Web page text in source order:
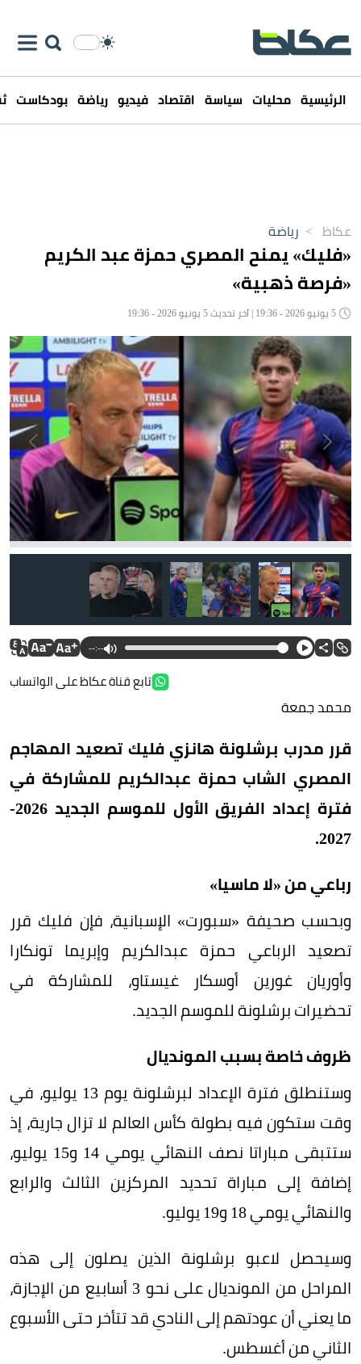
الرئيسية محليات سياسة اقتصاد فيديو رياضة بودكاست
عكاظ > رياضة
«فليك» يمنح المصري حمزة عبد الكريم
«فرصة ذهبية»
--:--
تابع قناة عكاظ على الواتساب
محمد جمعة
قرر مدرب برشلونة هانزي فليك تصعيد المهاجم
المصري الشاب حمزة عبدالكريم للمشاركة في
فترة إعداد الفريق الأول للموسم الجديد 2026-
2027.
رباعي من «لا ماسيا»
وبحسب صحيفة «سبورت» الإسبانية، فإن فليك قرر
تصعيد الرباعي حمزة عبدالكريم وإبريما تونكارا
وأوريان غورين أوسكار غيستاو، للمشاركة في
تحضيرات برشلونة للموسم الجديد.
ظروف خاصة بسبب المونديال
وستنطلق فترة الإعداد لبرشلونة يوم 13 يوليو، في
وقت ستكون فيه بطولة كأس العالم لا تزال جارية، إذ
ستتبقى مباراتا نصف النهائي يومي 14 و15 يوليو،
إضافة إلى مباراة تحديد المركزين الثالث والرابع
والنهائي يومي 18 و19 يوليو.
وسيحصل لاعبو برشلونة الذين يصلون إلى هذه
المراحل من المونديال على نحو 3 أسابيع من الإجازة،
ما يعني أن عودتهم إلى النادي قد تتأخر حتى الأسبوع
الثاني من أغسطس.